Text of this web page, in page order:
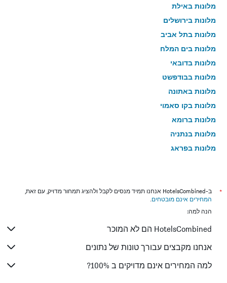
מלונות באילת
מלונות בירושלים
מלונות בתל אביב
מלונות בים המלח
מלונות בדובאי
מלונות בבודפשט
מלונות באתונה
מלונות בקו סאמוי
מלונות ברומא
מלונות בנתניה
מלונות בפראג
מלונות בניו יורק
מלונות בבנגקוק
מלונות בבוקרשט
מלונות בפאפוס
מלונות בלימסול
*
ב-HotelsCombined אנחנו תמיד מנסים לקבל ולהציג תמחור מדויק, עם זאת,
המחירים אינם מובטחים.
הנה למה:
HotelsCombined הם לא המוכר
אנחנו מקבצים עבורך טונות של נתונים
למה המחירים אינם מדויקים ב 100%?